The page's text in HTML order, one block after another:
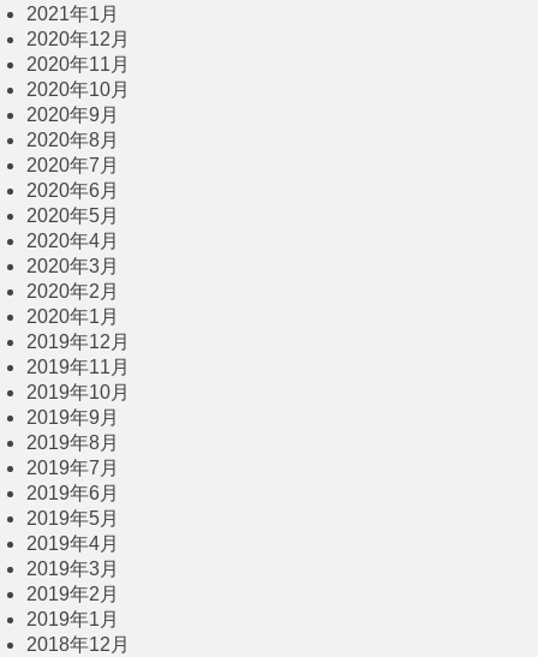
2021年1月
2020年12月
2020年11月
2020年10月
2020年9月
2020年8月
2020年7月
2020年6月
2020年5月
2020年4月
2020年3月
2020年2月
2020年1月
2019年12月
2019年11月
2019年10月
2019年9月
2019年8月
2019年7月
2019年6月
2019年5月
2019年4月
2019年3月
2019年2月
2019年1月
2018年12月